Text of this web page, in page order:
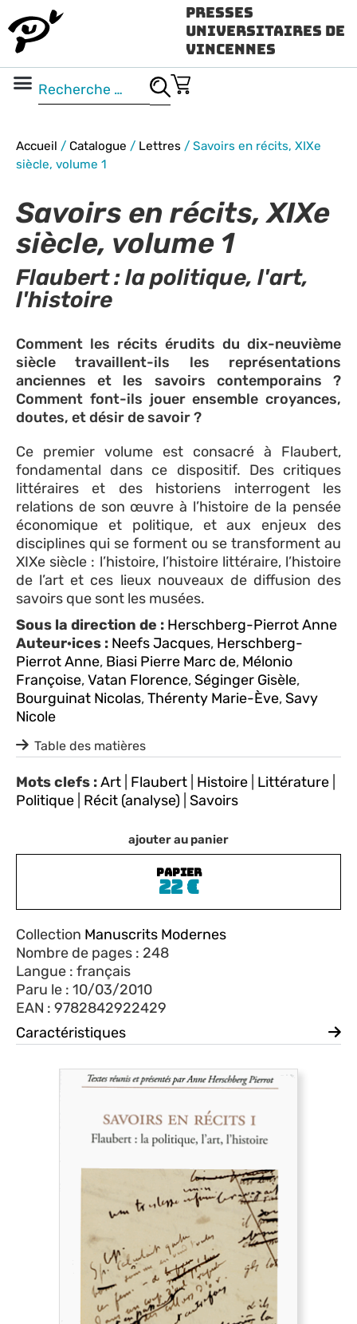
Presses
Universitaires de
Vincennes
Accueil / Catalogue / Lettres / Savoirs en récits, XIXe
siècle, volume 1
ajouter au panier
PAPIER
22€
Collection Manuscrits Modernes
Nombre de pages : 248
Langue : français
Paru le : 10/03/2010
EAN : 9782842922429
Caractéristiques
Savoirs en récits, XIXe
siècle, volume 1
Flaubert : la politique, l'art,
l'histoire
Comment les récits érudits du dix-neuvième
siècle travaillent-ils les représentations
anciennes et les savoirs contemporains ?
Comment font-ils jouer ensemble croyances,
doutes, et désir de savoir ?
Ce premier volume est consacré à Flaubert,
fondamental dans ce dispositif. Des critiques
littéraires et des historiens interrogent les
relations de son œuvre à l’histoire de la pensée
économique et politique, et aux enjeux des
disciplines qui se forment ou se transforment au
XIXe siècle : l’histoire, l’histoire littéraire, l’histoire
de l’art et ces lieux nouveaux de diffusion des
savoirs que sont les musées.
Sous la direction de : Herschberg-Pierrot Anne
Auteur·ices : Neefs Jacques, Herschberg-
Pierrot Anne, Biasi Pierre Marc de, Mélonio
Françoise,Vatan Florence,Séginger Gisèle,
Bourguinat Nicolas,Thérenty Marie-Ève,Savy
Nicole
Table des matières
Mots clefs :Art Flaubert Histoire Littérature
Politique Récit (analyse) Savoirs